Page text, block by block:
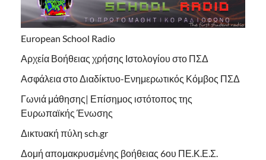
European School Radio
Αρχεία Βοήθειας χρήσης Ιστολογίου στο ΠΣΔ
Ασφάλεια στο Διαδίκτυο-Ενημερωτικός Κόμβος ΠΣΔ
Γωνιά μάθησης| Επίσημος ιστότοπος της
Ευρωπαϊκής Ένωσης
Δικτυακή πύλη sch.gr
Δομή απομακρυσμένης βοήθειας 6ου ΠΕ.Κ.Ε.Σ.